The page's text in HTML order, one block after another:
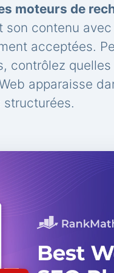
moteurs de
contenu
acceptées.
contrôlez
apparaisse
structurées.